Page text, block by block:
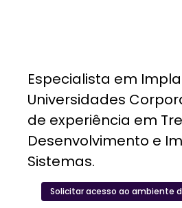
Especialista em
Universidades
de experiência em
Desenvolvimento e
Sistemas.
Solicitar acesso ao ambiente